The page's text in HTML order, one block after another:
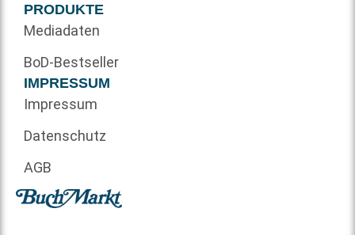
PRODUKTE
Mediadaten
BoD-Bestseller
IMPRESSUM
Impressum
Datenschutz
AGB